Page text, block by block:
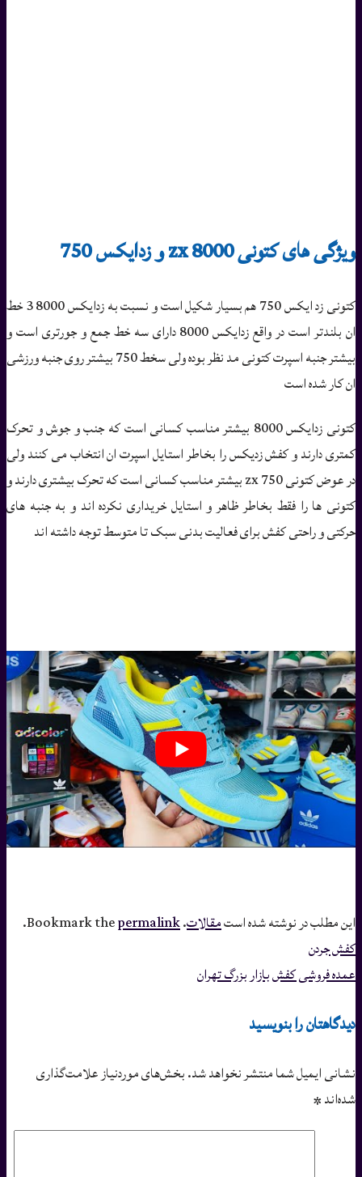
ویژگی های کتونی zx 8000 و زدایکس 750
کتونی زد ایکس 750 هم بسیار شکیل است و نسبت به زدایکس 8000 3 خط
ان بلندتر است در واقع زدایکس 8000 دارای سه خط جمع و جورتری است و
بیشتر جنبه اسپرت کتونی مد نظر بوده ولی سخط 750 بیشتر روی جنبه ورزشی
ان کار شده است
کتونی زدایکس 8000 بیشتر مناسب کسانی است که جنب و جوش و تحرک
کمتری دارند و کفش زدیکس را بخاطر استایل اسپرت ان انتخاب می کنند ولی
در عوض کتونی zx 750 بیشتر مناسب کسانی است که تحرک بیشتری دارند و
کتونی ها را فقط بخاطر ظاهر و استایل خریداری نکرده اند و به جنبه های
حرکتی و راحتی کفش برای فعالیت بدنی سبک تا متوسط توجه داشته اند
این مطلب در نوشته شده استمقالات. Bookmark the
permalink
.
کفش جردن
عمده فروشی کفش بازار بزرگ تهران
دیدگاهتان را بنویسید
نشانی ایمیل شما منتشر نخواهد شد.بخش‌های موردنیاز علامت‌گذاری
شده‌اند*